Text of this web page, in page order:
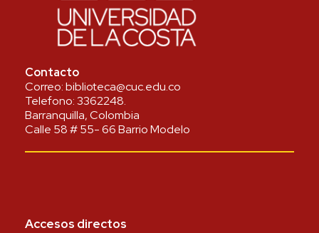
Contacto
Correo:biblioteca@cuc.edu.co
Telefono:3362248.
Barranquilla, Colombia
Calle 58 # 55- 66 Barrio Modelo
Accesos directos